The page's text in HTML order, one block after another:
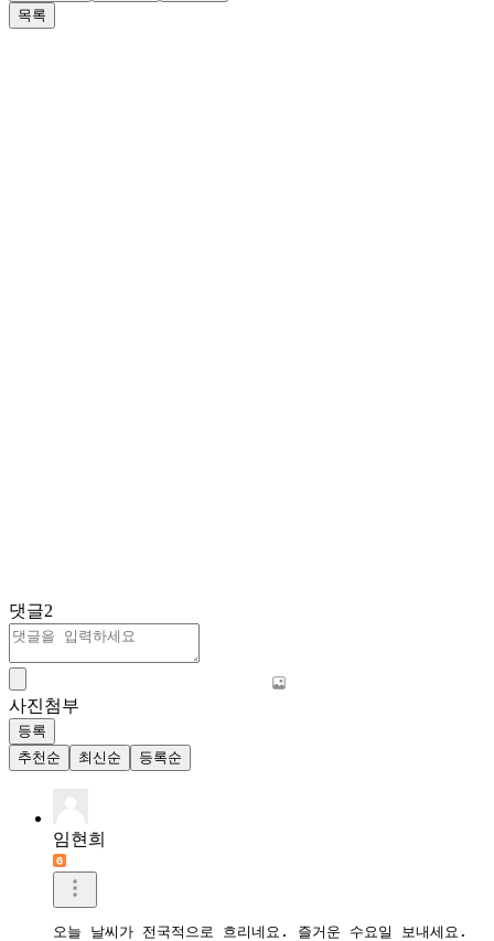
목록
댓글2
사진첨부
등록
추천순
최신순 등록순
임현희
오늘 날씨가 전국적으로 흐리네요. 즐거운 수요일 보내세요.